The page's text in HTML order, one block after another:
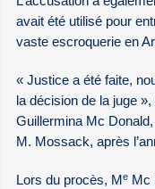
avait été utilisé pour
vaste escroquerie en
« Justice a été faite,
la décision de la juge »,
Guillermina Mc
M. Mossack, après
Lors du procès, Me Mc